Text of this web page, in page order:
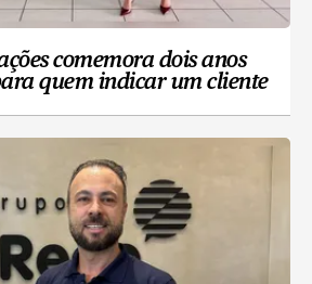
comemora dois anos
quem indicar um cliente